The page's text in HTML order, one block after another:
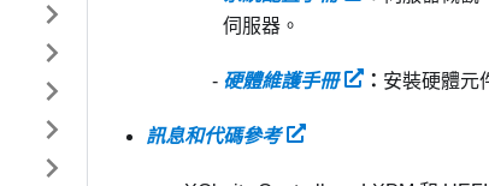
伺服器。
硬體維護手冊 ： 安裝硬體元
訊息和代碼參考